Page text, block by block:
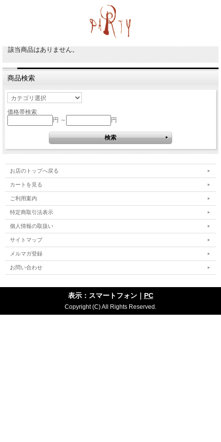
該当商品はありません。
商品検索
価格帯検索
円 ～
円
お店のトップへ戻る
カートを見る
ご利用案内
特定商取引法表示
個人情報の取扱い
サイトマップ
メルマガ登録
お問い合わせ
表示：スマートフォン｜ PC
Copyright (C) All Rights Reserved.